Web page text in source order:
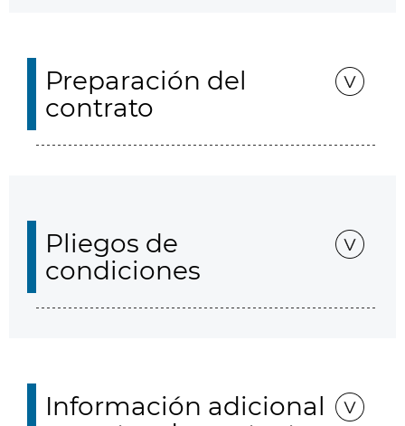
Preparación del
contrato
Pliegos de
condiciones
Información adicional